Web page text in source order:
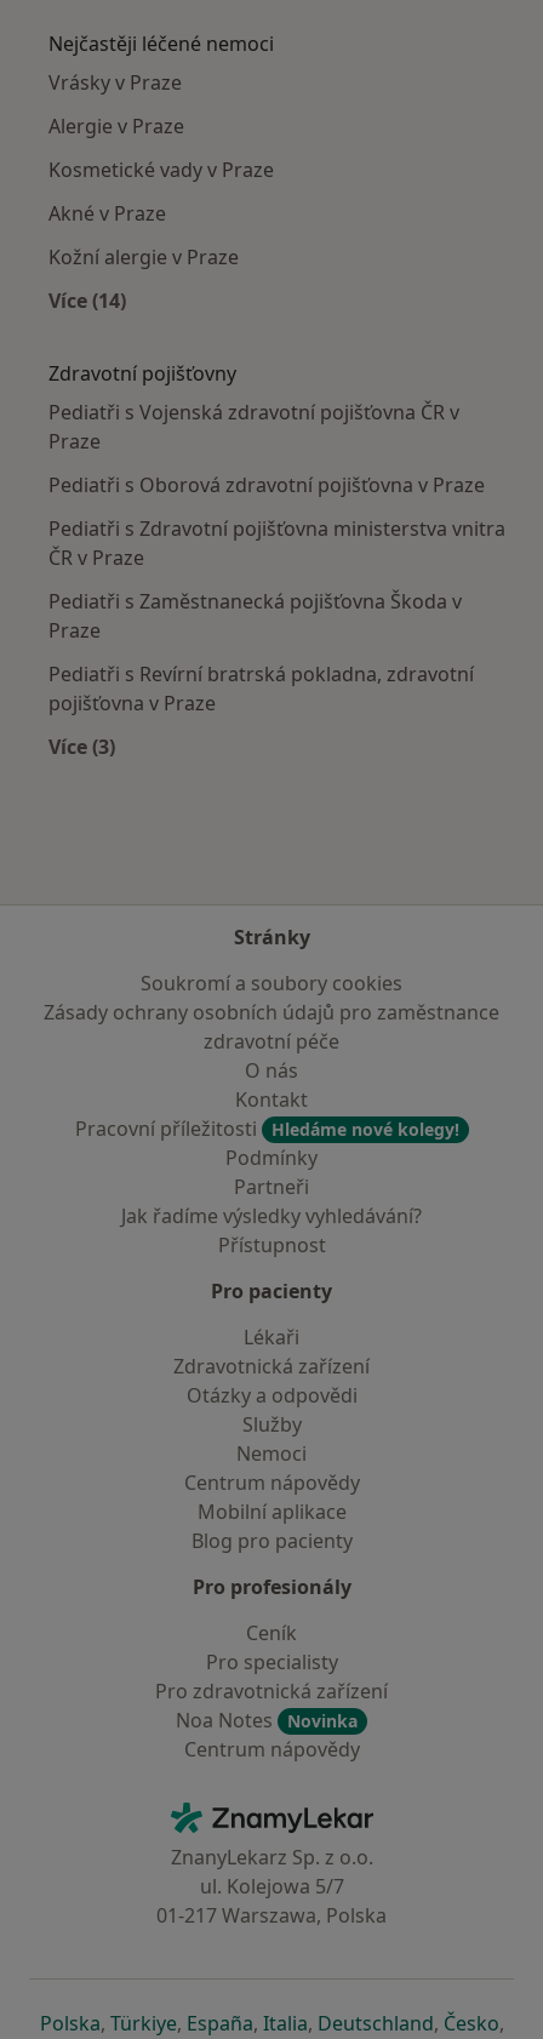
Nejčastěji léčené nemoci
Vrásky v Praze
Alergie v Praze
Kosmetické vady v Praze
Akné v Praze
Kožní alergie v Praze
Více (14)
Zdravotní pojišťovny
Pediatři s Vojenská zdravotní pojišťovna ČR v
Praze
Pediatři s Oborová zdravotní pojišťovna v Praze
Pediatři s Zdravotní pojišťovna ministerstva vnitra
ČR v Praze
Pediatři s Zaměstnanecká pojišťovna Škoda v
Praze
Pediatři s Revírní bratrská pokladna, zdravotní
pojišťovna v Praze
Více (3)
Stránky
Soukromí a soubory cookies
Zásady ochrany osobních údajů pro zaměstnance
zdravotní péče
O nás
Kontakt
Pracovní příležitosti
Hledáme nové kolegy!
Podmínky
Partneři
Jak řadíme výsledky vyhledávání?
Přístupnost
Pro pacienty
Lékaři
Zdravotnická zařízení
Otázky a odpovědi
Služby
Nemoci
Centrum nápovědy
Mobilní aplikace
Blog pro pacienty
Pro profesionály
Ceník
Pro specialisty
Pro zdravotnická zařízení
Noa Notes
Novinka
Centrum nápovědy
ZnamyLekar - Hlavní stránka
ZnanyLekarz Sp. z o.o.
ul. Kolejowa 5/7
01-217 Warszawa, Polska
Polskase otevře v nové záložce
, Türkiyese otevře v nové záložce
, Españase otevře v nové záložce
, Italiase otevře v nové záložce
, Deutschlandse otevře v
, Českose
,